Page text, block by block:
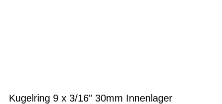
Kugelring 9 x 3/16” 30mm Innenlager